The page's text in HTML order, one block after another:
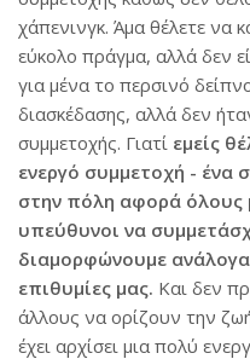
χάπενινγκ. Άμα θέλετε να
εύκολο πράγμα, αλλά δεν
για μένα το περσινό
διασκέδασης, αλλά δεν
συμμετοχής. Γιατί εμείς
ενεργό συμμετοχή - ένα
στην πόλη αφορά όλους
υπεύθυνοι να
διαμορφώνουμε ανάλογα
επιθυμίες μας. Και δεν
άλλους να ορίζουν την
έχει αρχίσει μια πολύ